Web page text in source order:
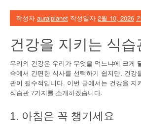
작성자 auralplanet 작성일자 2월 10, 2026
건강을 지키는 식습
우리의 건강은 우리가 무엇을 먹느냐에 크게
속에서 간편한 식사를 선택하기 쉽지만, 건강
관이 필수적입니다. 이번 글에서는 건강을 지
식습관 7가지를 소개하겠습니다.
1. 아침은 꼭 챙기세요